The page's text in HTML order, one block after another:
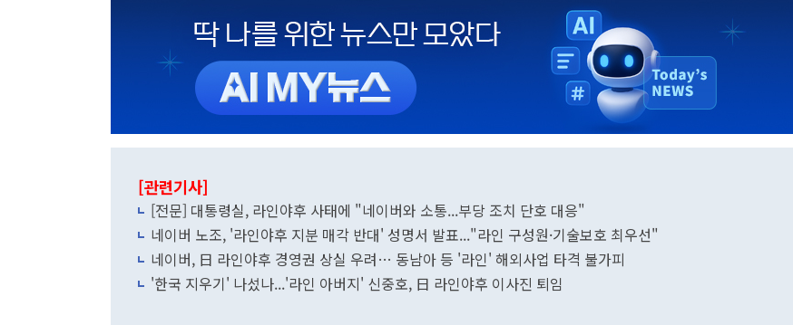
[관련기사]
[전문] 대통령실, 라인야후 사태에 "네이버와 소통...부당 조치 단호 대응"
네이버 노조, '라인야후 지분 매각 반대' 성명서 발표..."라인 구성원·기술보호 최우선"
네이버, 日 라인야후 경영권 상실 우려… 동남아 등 '라인' 해외사업 타격 불가피
'한국 지우기' 나섰나...'라인 아버지' 신중호, 日 라인야후 이사진 퇴임